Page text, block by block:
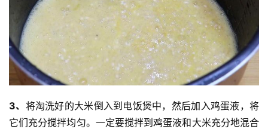
3、 将淘洗好的大米倒入到电饭煲中，然后加入鸡蛋液，将
它们充分搅拌均匀。一定要搅拌到鸡蛋液和大米充分地混合